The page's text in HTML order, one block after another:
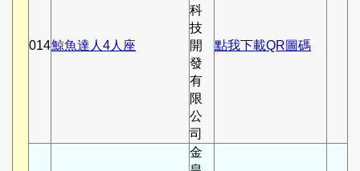
014鯨魚達人4人座
科
技
開
發
有
限
公
司
點我下載QR圖碼
金